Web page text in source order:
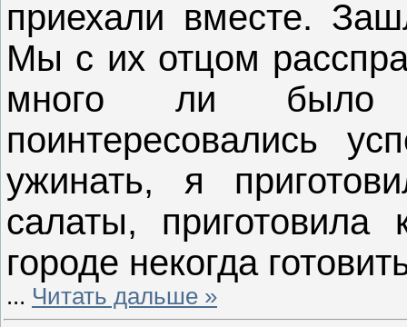
приехали вместе.
Мы с их отцом
много ли было
поинтересовались
ужинать, я
салаты,
городе некогда
... Читать дальше »